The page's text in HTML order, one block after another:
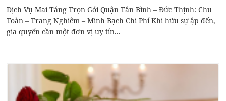
Dịch Vụ Mai Táng Trọn Gói Quận Tân Bình – Đức Thịnh: Chu
Toàn – Trang Nghiêm – Minh Bạch Chi Phí Khi hữu sự ập đến,
gia quyến cần một đơn vị uy tín...